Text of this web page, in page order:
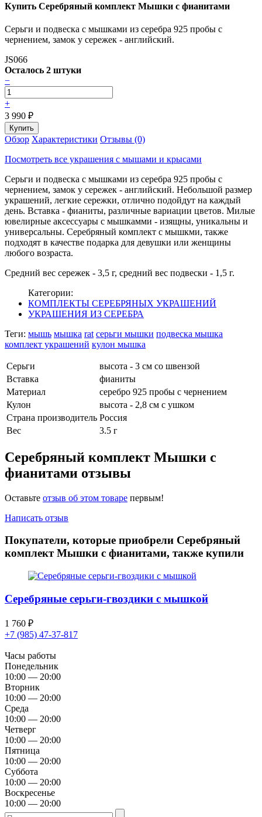
Купить Серебряный комплект Мышки с фианитами
Серьги и подвеска с мышками из серебра 925 пробы с
чернением, замок у сережек - английский.
JS066
Осталось 2 штуки
−
+
3 990 ₽
Обзор Характеристики Отзывы (0)
Посмотреть все украшения с мышами и крысами
Серьги и подвеска с мышками из серебра 925 пробы с
чернением, замок у сережек - английский. Небольшой размер
украшений, легкие сережки, отлично подойдут на каждый
день. Вставка - фианиты, различные вариации цветов. Милые
ювелирные аксессуары с мышкамми - изящны, уникальны и
универсальны. Серебряный комплект с мышкми, также
подходят в качестве подарка для девушки или женщины
любого возраста.
Средний вес сережек - 3,5 г, средний вес подвески - 1,5 г.
Категории:
КОМПЛЕКТЫ СЕРЕБРЯНЫХ УКРАШЕНИЙ
УКРАШЕНИЯ ИЗ СЕРЕБРА
Теги: мышь мышка rat серьги мышки подвеска мышка
комплект украшений кулон мышка
Серьги
высота - 3 см со швензой
Вставка
фианиты
Материал
серебро 925 пробы с чернением
Кулон
высота - 2,8 см с ушком
Страна производитель Россия
Вес
3.5 г
Серебряный комплект Мышки с
фианитами отзывы
Оставьте отзыв об этом товаре первым!
Написать отзыв
Покупатели, которые приобрели Серебряный
комплект Мышки с фианитами, также купили
Серебряные серьги-гвоздики с мышкой
1 760 ₽
+7 (985) 47-37-817
Часы работы
Понедельник
10:00 — 20:00
Вторник
10:00 — 20:00
Среда
10:00 — 20:00
Четверг
10:00 — 20:00
Пятница
10:00 — 20:00
Суббота
10:00 — 20:00
Воскресенье
10:00 — 20:00